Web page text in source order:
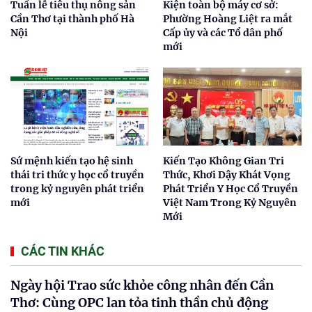
Tuần lễ tiêu thụ nông sản
Cần Thơ tại thành phố Hà
Nội
Kiện toàn bộ máy cơ sở:
Phường Hoàng Liệt ra mắt
Cấp ủy và các Tổ dân phố
mới
Sứ mệnh kiến tạo hệ sinh
thái tri thức y học cổ truyền
trong kỷ nguyên phát triển
mới
Kiến Tạo Không Gian Tri
Thức, Khơi Dậy Khát Vọng
Phát Triển Y Học Cổ Truyền
Việt Nam Trong Kỷ Nguyên
Mới
CÁC TIN KHÁC
Ngày hội Trao sức khỏe công nhân đến Cần
Thơ: Cùng OPC lan tỏa tinh thần chủ động